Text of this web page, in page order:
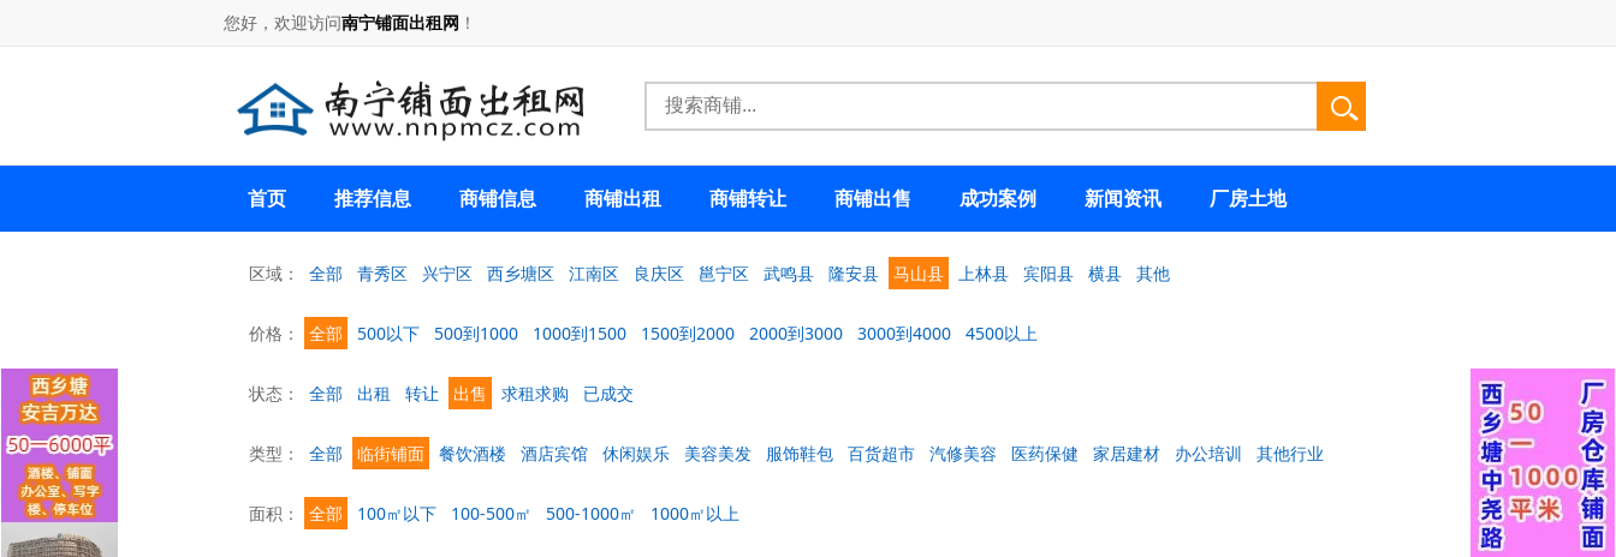
您好，欢迎访问南宁铺面出租网 ！
首页 推荐信息 商铺信息 商铺出租 商铺转让 商铺出售 成功案例 新闻资讯 厂房土地
区域： 全部 青秀区 兴宁区 西乡塘区 江南区 良庆区 邕宁区 武鸣县 隆安县 马山县 上林县 宾阳县 横县 其他
价格： 全部 500以下 500到1000 1000到1500 1500到2000 2000到3000 3000到4000 4500以上
状态： 全部 出租 转让 出售 求租求购 已成交
类型： 全部 临街铺面 餐饮酒楼 酒店宾馆 休闲娱乐 美容美发 服饰鞋包 百货超市 汽修美容 医药保健 家居建材 办公培训 其他行业
面积： 全部 100㎡以下 100-500㎡ 500-1000㎡ 1000㎡以上